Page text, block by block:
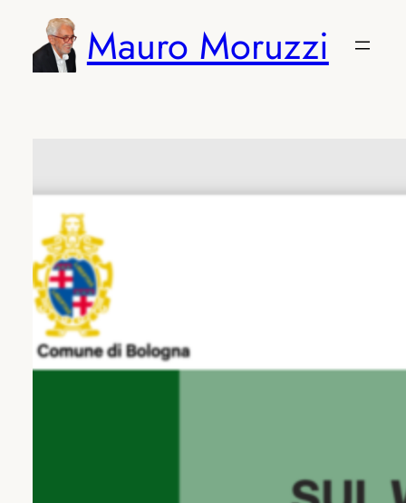
contenuto
Mauro Moruzzi